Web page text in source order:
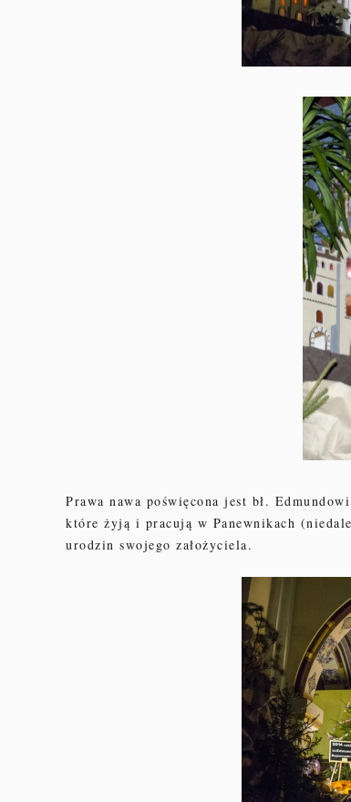
Prawa nawa poświęcona jest bł.
które żyją i pracują w Panewnikach
urodzin swojego założyciela.